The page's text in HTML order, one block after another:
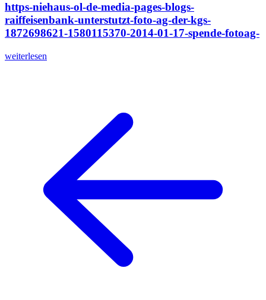
https-niehaus-ol-de-media-pages-blogs-
raiffeisenbank-unterstutzt-foto-ag-der-kgs-
1872698621-1580115370-2014-01-17-spende-fotoag-
weiterlesen